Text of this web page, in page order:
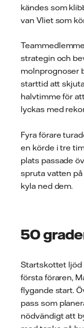
kändes som
van Vliet som
strategin och
molnprognoser
starttid att
halvtimme för
lyckas med
Fyra förare
en körde i tre
plats passade
spruta vatten
kyla ned dem.
50
Startskottet ljöd
första föraren,
flygande start.
pass som
nödvändigt att